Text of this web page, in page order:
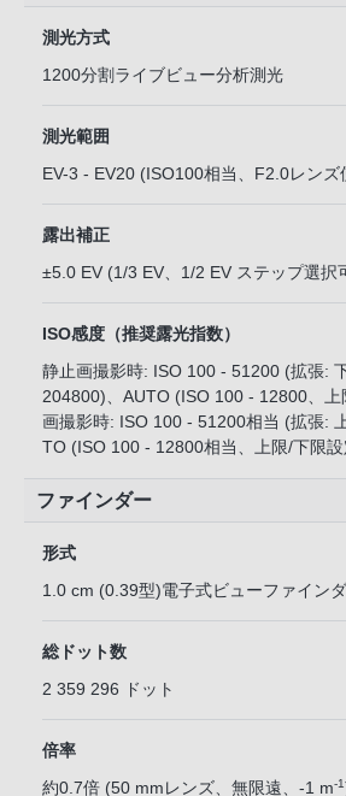
測光方式
1200分割ライブビュー分析測光
測光範囲
EV-3 - EV20 (ISO100相当、F2.0レンズ
露出補正
±5.0 EV (1/3 EV、1/2 EV ステップ選択
ISO感度（推奨露光指数）
静止画撮影時: ISO 100 - 51200 (拡張:
204800)、AUTO (ISO 100 - 12800、上
画撮影時: ISO 100 - 51200相当 (拡張:
TO (ISO 100 - 12800相当、上限/下限
ファインダー
形式
1.0 cm (0.39型)電子式ビューファイン
総ドット数
2 359 296 ドット
倍率
約0.7倍 (50 mmレンズ、無限遠、-1 m-1